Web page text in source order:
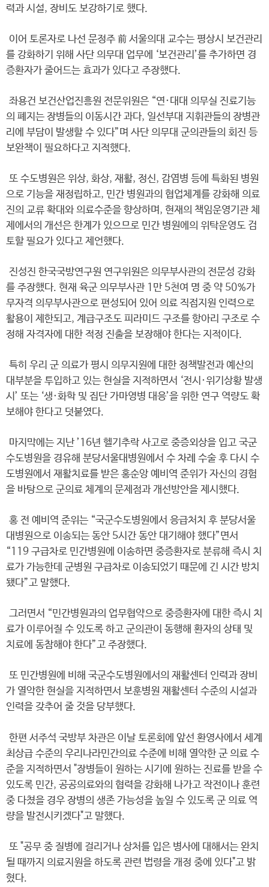
력과 시설, 장비도 보강하기로 했다.
이어 토론자로 나선 문정주 前 서울의대 교수는 평상시 보건관리
를 강화하기 위해 사단 의무대 업무에 ‘보건관리’를 추가하면 경
증환자가 줄어드는 효과가 있다고 주장했다.
좌용건 보건산업진흥원 전문위원은 “연·대대 의무실 진료기능
의 폐지는 장병들의 이동시간 과다, 일선부대 지휘관들의 장병관
리에 부담이 발생할 수 있다”며 사단 의무대 군의관들의 회진 등
보완책이 필요하다고 지적했다.
또 수도병원은 위상, 화상, 재활, 정신, 감염병 등에 특화된 병원
으로 기능을 재정립하고, 민간 병원과의 협업체계를 강화해 의료
진의 교류 확대와 의료수준을 향상하며, 현재의 책임운영기관 체
제에서의 개선은 한계가 있으므로 민간 병원에의 위탁운영도 검
토할 필요가 있다고 제언했다.
진성진 한국국방연구원 연구위원은 의무부사관의 전문성 강화
를 주장했다. 현재 육군 의무부사관 1만 5천여 명 중 약 50%가
무자격 의무부사관으로 편성되어 있어 의료 직접지원 인력으로
활용이 제한되고, 계급구조도 피라미드 구조를 항아리 구조로 수
정해 자격자에 대한 적정 진출을 보장해야 한다는 지적이다.
특히 우리 군 의료가 평시 의무지원에 대한 정책발전과 예산의
대부분을 투입하고 있는 현실을 지적하면서 ‘전시·위기상황 발생
시’ 또는 ‘생·화학 및 집단 가마영병 대응’을 위한 연구 역량도 확
보해야 한다고 덧붙였다.
마지막에는 지난 ’16년 헬기추락 사고로 중증외상을 입고 국군
수도병원을 경유해 분당서울대병원에서 수 차례 수술 후 다시 수
도병원에서 재활치료를 받은 홍순앙 예비역 준위가 자신의 경험
을 바탕으로 군의료 체계의 문제점과 개선방안을 제시했다.
홍 전 예비역 준위는 “국군수도병원에서 응급처치 후 분당서울
대병원으로 이송되는 동안 5시간 동안 대기해야 했다”면서
“119 구급차로 민간병원에 이송하면 중증환자로 분류해 즉시 치
료가 가능한데 군병원 구급차로 이송되었기 때문에 긴 시간 방치
됐다”고 말했다.
그러면서 “민간병원과의 업무협약으로 중증환자에 대한 즉시 치
료가 이루어질 수 있도록 하고 군의관이 동행해 환자의 상태 및
치료에 동참해야 한다”고 주장했다.
또 민간병원에 비해 국군수도병원에서의 재활센터 인력과 장비
가 열악한 현실을 지적하면서 보훈병원 재활센터 수준의 시설과
인력을 갖추어 줄 것을 당부했다.
한편 서주석 국방부 차관은 이날 토론회에 앞선 환영사에서 세계
최상급 수준의 우리나라민간의료 수준에 비해 열악한 군 의료 수
준을 지적하면서 "장병들이 원하는 시기에 원하는 진료를 받을 수
있도록 민간, 공공의료와의 협력을 강화해 나가고 작전이나 훈련
중 다쳤을 경우 장병의 생존 가능성을 높일 수 있도록 군 의료 역
량을 발전시키겠다"고 말했다.
또 "공무 중 질병에 걸리거나 상처를 입은 병사에 대해서는 완치
될 때까지 의료지원을 하도록 관련 법령을 개정 중에 있다"고 밝
혔다.